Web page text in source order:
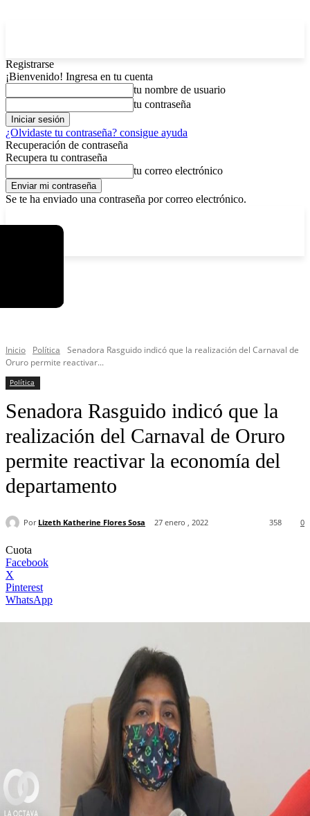
Registrarse
¡Bienvenido! Ingresa en tu cuenta
tu nombre de usuario
tu contraseña
¿Olvidaste tu contraseña? consigue ayuda
Recuperación de contraseña
Recupera tu contraseña
tu correo electrónico
Se te ha enviado una contraseña por correo electrónico.
Inicio Política
Senadora Rasguido indicó que la realización del Carnaval de
Oruro permite reactivar...
Política
Senadora Rasguido indicó que la
realización del Carnaval de Oruro
permite reactivar la economía del
departamento
Por Lizeth Katherine Flores Sosa 27 enero , 2022 0
358
Cuota
Facebook
X
Pinterest
WhatsApp